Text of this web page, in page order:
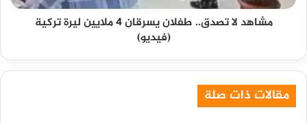
تركية
(فيديو)
مشاهد لا تصدق.. طفلان يسرقان 4 ملايين ليرة تركية
(فيديو)
مقالات ذات صلة